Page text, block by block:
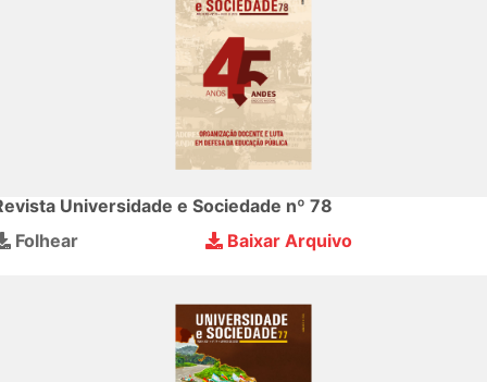
Universidade e Sociedade nº 78
Folhear
Baixar Arquivo